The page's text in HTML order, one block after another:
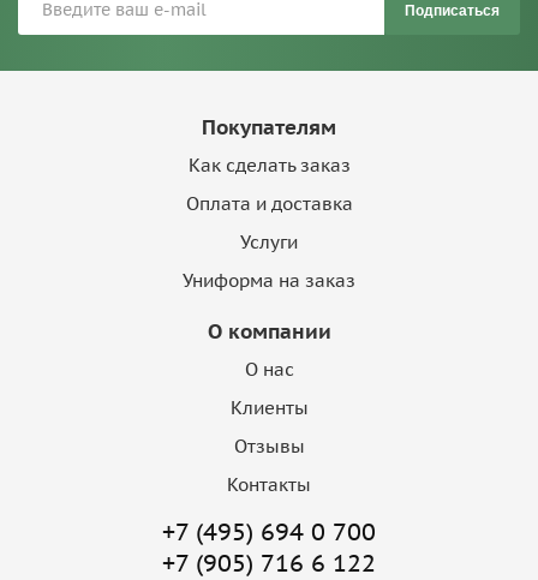
Подписаться
Покупателям
Как сделать заказ
Оплата и доставка
Услуги
Униформа на заказ
О компании
О нас
Клиенты
Отзывы
Контакты
+7 (495) 694 0 700
+7 (905) 716 6 122